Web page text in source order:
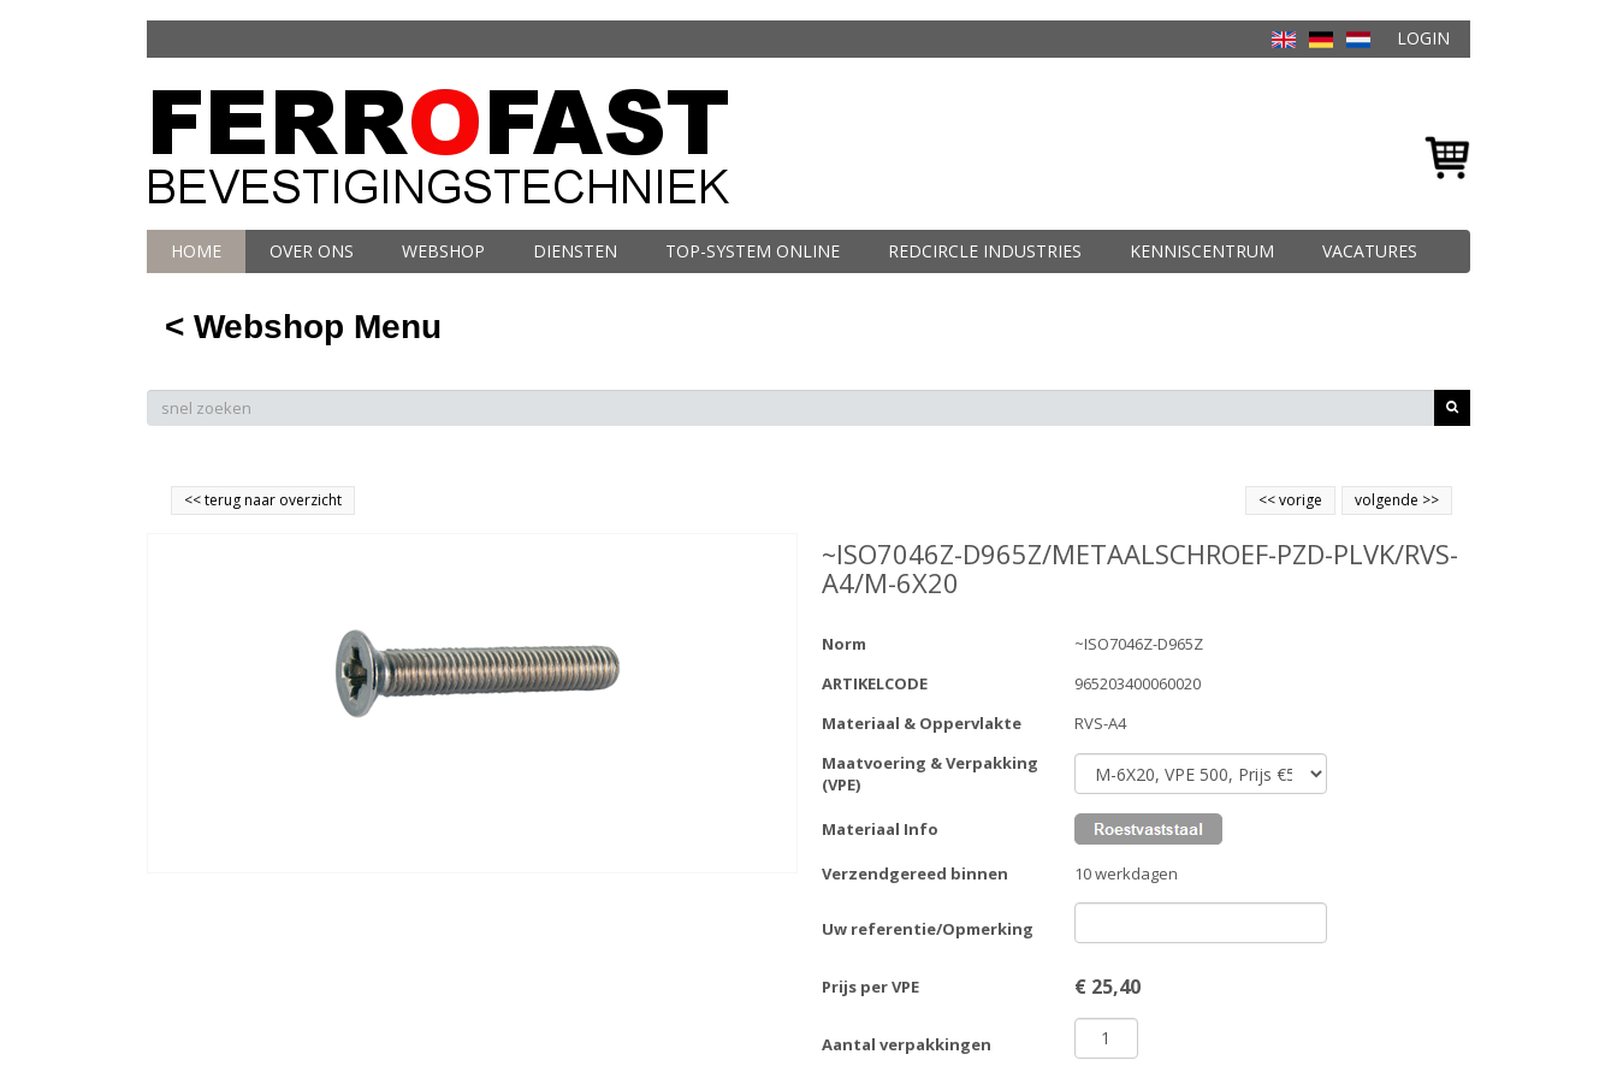
LOGIN
HOME OVER ONS WEBSHOP DIENSTEN TOP-SYSTEM ONLINE REDCIRCLE INDUSTRIES KENNISCENTRUM VACATURES
< Webshop Menu
<<terug naar overzicht volgende >>
<<vorige
~ISO7046Z-D965Z/METAALSCHROEF-PZD-PLVK/RVS-
A4/M-6X20
Norm
~ISO7046Z-D965Z
ARTIKELCODE
965203400060020
Materiaal & Oppervlakte
RVS-A4
Maatvoering & Verpakking
(VPE)
Materiaal Info
Verzendgereed binnen 10 werkdagen
Uw referentie/Opmerking
Prijs per VPE € 25,40
Aantal verpakkingen